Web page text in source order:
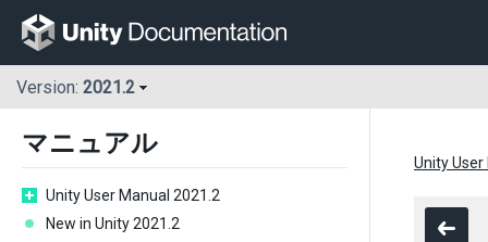
Version: 2021.2
マニュアル
Unity User Manual 2021.2
New in Unity 2021.2
Unity